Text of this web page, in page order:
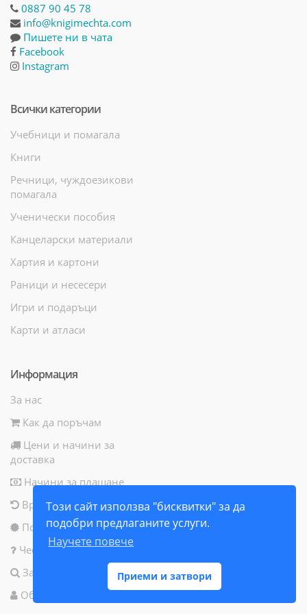
Този сайт използва "бисквитки" за да
подобри предлаганите услуги.
Научете повече
Приеми и затвори
0887 90 45 78
info@knigimechta.com
Пишете ни в чата
Facebook
Instagram
Всички категории
Учебници и помагала
Книги
Речници, чуждоезикови
помагала
Ученически пособия
Канцеларски материали
Хартия и картони
Раници и несесери
Игри и подаръци
Карти и атласи
Информация
За нас
Как да поръчам
Цени и начини за
доставка
Начини за плащане
Връщане на продукт
Политика за бисквитки
Често задавани въпроси
Запитване за продукт
Общи условия за ползване